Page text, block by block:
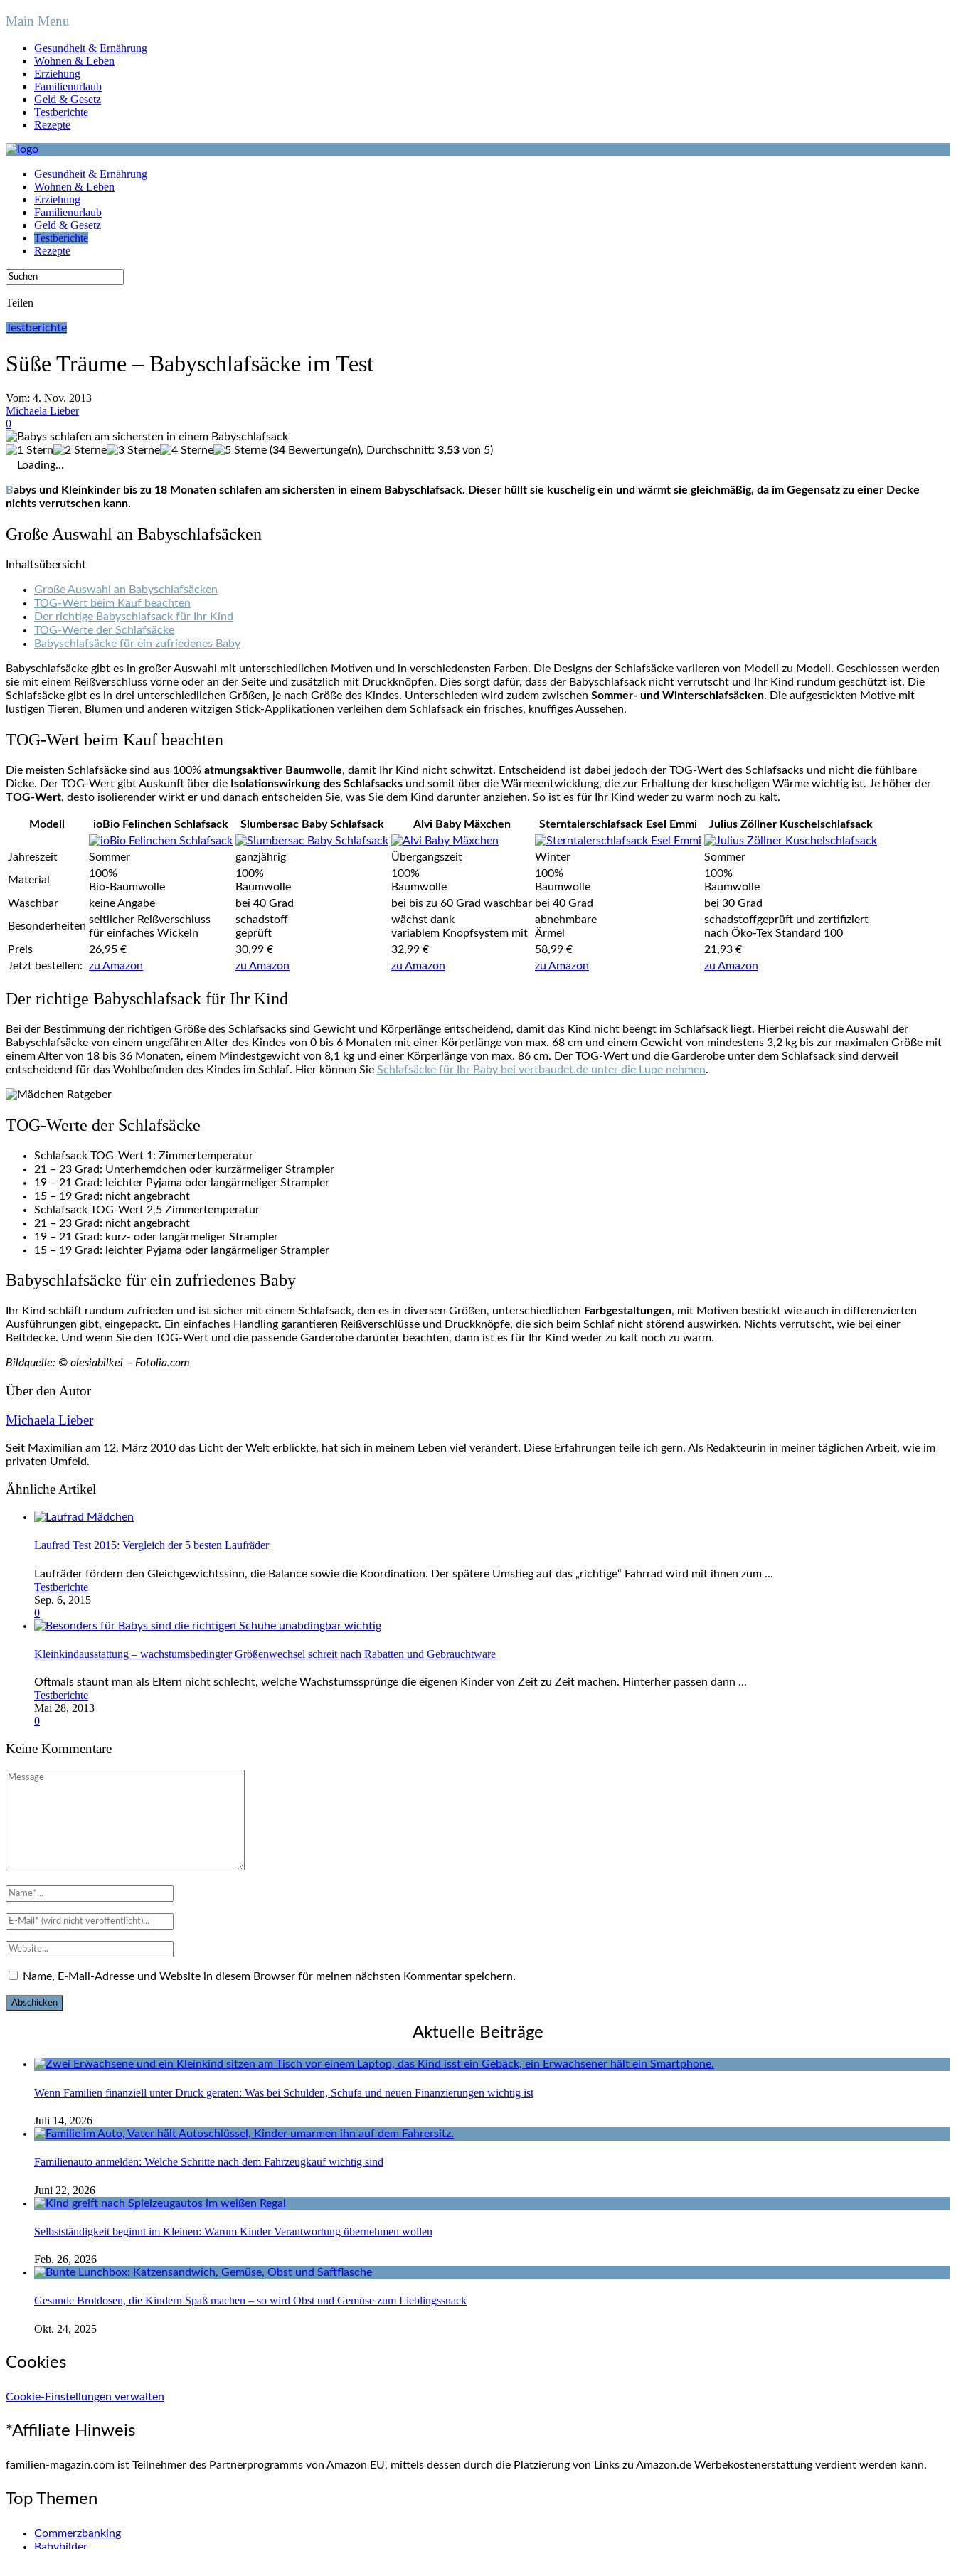
Main Menu
Gesundheit & Ernährung
Wohnen & Leben
Erziehung
Familienurlaub
Geld & Gesetz
Testberichte
Rezepte
Gesundheit & Ernährung
Wohnen & Leben
Erziehung
Familienurlaub
Geld & Gesetz
Testberichte
Rezepte
Teilen
Testberichte
Süße Träume – Babyschlafsäcke im Test
Vom: 4. Nov. 2013
Michaela Lieber
0
(34 Bewertunge(n), Durchschnitt: 3,53 von 5)
Loading...
Babys und Kleinkinder bis zu 18 Monaten schlafen am sichersten in einem Babyschlafsack. Dieser hüllt sie kuschelig ein und wärmt sie gleichmäßig, da im Gegensatz zu einer Decke
nichts verrutschen kann.
Große Auswahl an Babyschlafsäcken
Inhaltsübersicht
Große Auswahl an Babyschlafsäcken
TOG-Wert beim Kauf beachten
Der richtige Babyschlafsack für Ihr Kind
TOG-Werte der Schlafsäcke
Babyschlafsäcke für ein zufriedenes Baby
Babyschlafsäcke gibt es in großer Auswahl mit unterschiedlichen Motiven und in verschiedensten Farben. Die Designs der Schlafsäcke variieren von Modell zu Modell. Geschlossen werden
sie mit einem Reißverschluss vorne oder an der Seite und zusätzlich mit Druckknöpfen. Dies sorgt dafür, dass der Babyschlafsack nicht verrutscht und Ihr Kind rundum geschützt ist. Die
Schlafsäcke gibt es in drei unterschiedlichen Größen, je nach Größe des Kindes. Unterschieden wird zudem zwischen Sommer- und Winterschlafsäcken. Die aufgestickten Motive mit
lustigen Tieren, Blumen und anderen witzigen Stick-Applikationen verleihen dem Schlafsack ein frisches, knuffiges Aussehen.
TOG-Wert beim Kauf beachten
Die meisten Schlafsäcke sind aus 100% atmungsaktiver Baumwolle, damit Ihr Kind nicht schwitzt. Entscheidend ist dabei jedoch der TOG-Wert des Schlafsacks und nicht die fühlbare
Dicke. Der TOG-Wert gibt Auskunft über die Isolationswirkung des Schlafsacks und somit über die Wärmeentwicklung, die zur Erhaltung der kuscheligen Wärme wichtig ist. Je höher der
TOG-Wert, desto isolierender wirkt er und danach entscheiden Sie, was Sie dem Kind darunter anziehen. So ist es für Ihr Kind weder zu warm noch zu kalt.
Modell ioBio Felinchen Schlafsack Slumbersac Baby Schlafsack Alvi Baby Mäxchen Sterntalerschlafsack Esel Emmi Julius Zöllner Kuschelschlafsack
Jahreszeit Sommer ganzjährig Übergangszeit Winter
Sommer
Material
100%
Bio-Baumwolle
100%
Baumwolle
100%
Baumwolle
100%
Baumwolle
100%
Baumwolle
Waschbar
keine Angabe bei 40 Grad bei bis zu 60 Grad waschbar bei 40 Grad
bei 30 Grad
Besonderheiten
seitlicher Reißverschluss
für einfaches Wickeln
schadstoff
geprüft
wächst dank
variablem Knopfsystem mit
abnehmbare
Ärmel
schadstoffgeprüft und zertifiziert
nach Öko-Tex Standard 100
Preis
26,95 € 30,99 € 32,99 € 58,99 €
21,93 €
Jetzt bestellen:
zu Amazon zu Amazon zu Amazon zu Amazon zu Amazon
Der richtige Babyschlafsack für Ihr Kind
Bei der Bestimmung der richtigen Größe des Schlafsacks sind Gewicht und Körperlänge entscheidend, damit das Kind nicht beengt im Schlafsack liegt. Hierbei reicht die Auswahl der
Babyschlafsäcke von einem ungefähren Alter des Kindes von 0 bis 6 Monaten mit einer Körperlänge von max. 68 cm und einem Gewicht von mindestens 3,2 kg bis zur maximalen Größe mit
einem Alter von 18 bis 36 Monaten, einem Mindestgewicht von 8,1 kg und einer Körperlänge von max. 86 cm. Der TOG-Wert und die Garderobe unter dem Schlafsack sind derweil
entscheidend für das Wohlbefinden des Kindes im Schlaf. Hier können Sie Schlafsäcke für Ihr Baby bei vertbaudet.de unter die Lupe nehmen.
TOG-Werte der Schlafsäcke
Schlafsack TOG-Wert 1: Zimmertemperatur
21 – 23 Grad: Unterhemdchen oder kurzärmeliger Strampler
19 – 21 Grad: leichter Pyjama oder langärmeliger Strampler
15 – 19 Grad: nicht angebracht
Schlafsack TOG-Wert 2,5 Zimmertemperatur
21 – 23 Grad: nicht angebracht
19 – 21 Grad: kurz- oder langärmeliger Strampler
15 – 19 Grad: leichter Pyjama oder langärmeliger Strampler
Babyschlafsäcke für ein zufriedenes Baby
Ihr Kind schläft rundum zufrieden und ist sicher mit einem Schlafsack, den es in diversen Größen, unterschiedlichen Farbgestaltungen, mit Motiven bestickt wie auch in differenzierten
Ausführungen gibt, eingepackt. Ein einfaches Handling garantieren Reißverschlüsse und Druckknöpfe, die sich beim Schlaf nicht störend auswirken. Nichts verrutscht, wie bei einer
Bettdecke. Und wenn Sie den TOG-Wert und die passende Garderobe darunter beachten, dann ist es für Ihr Kind weder zu kalt noch zu warm.
Bildquelle: © olesiabilkei – Fotolia.com
Über den Autor
Michaela Lieber
Seit Maximilian am 12. März 2010 das Licht der Welt erblickte, hat sich in meinem Leben viel verändert. Diese Erfahrungen teile ich gern. Als Redakteurin in meiner täglichen Arbeit, wie im
privaten Umfeld.
Ähnliche Artikel
Laufrad Test 2015: Vergleich der 5 besten Laufräder
Laufräder fördern den Gleichgewichtssinn, die Balance sowie die Koordination. Der spätere Umstieg auf das „richtige“ Fahrrad wird mit ihnen zum ...
Testberichte
Sep. 6, 2015
0
Kleinkindausstattung – wachstumsbedingter Größenwechsel schreit nach Rabatten und Gebrauchtware
Oftmals staunt man als Eltern nicht schlecht, welche Wachstumssprünge die eigenen Kinder von Zeit zu Zeit machen. Hinterher passen dann ...
Testberichte
Mai 28, 2013
0
Keine Kommentare
Name, E-Mail-Adresse und Website in diesem Browser für meinen nächsten Kommentar speichern.
Aktuelle Beiträge
Wenn Familien finanziell unter Druck geraten: Was bei Schulden, Schufa und neuen Finanzierungen wichtig ist
Juli 14, 2026
Familienauto anmelden: Welche Schritte nach dem Fahrzeugkauf wichtig sind
Juni 22, 2026
Selbstständigkeit beginnt im Kleinen: Warum Kinder Verantwortung übernehmen wollen
Feb. 26, 2026
Gesunde Brotdosen, die Kindern Spaß machen – so wird Obst und Gemüse zum Lieblingssnack
Okt. 24, 2025
Cookies
Cookie-Einstellungen verwalten
*Affiliate Hinweis
familien-magazin.com ist Teilnehmer des Partnerprogramms von Amazon EU, mittels dessen durch die Platzierung von Links zu Amazon.de Werbekostenerstattung verdient werden kann.
Top Themen
Commerzbanking
Babybilder